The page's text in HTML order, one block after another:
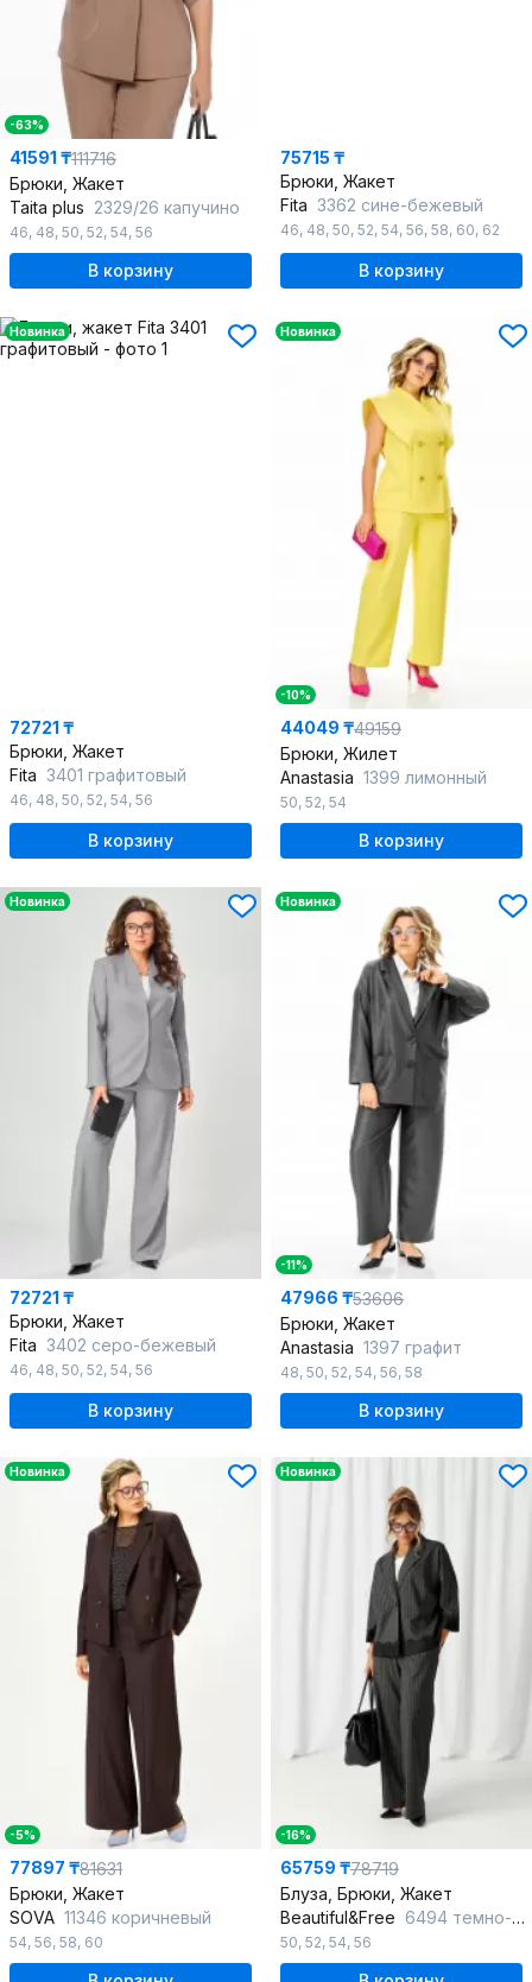
-63%
41591 ₸111716
Брюки, Жакет
Taita plus 2329/26 капучино
46, 48, 50, 52, 54, 56
В корзину
75715 ₸
Брюки, Жакет
Fita 3362 сине-бежевый
46, 48, 50, 52, 54, 56, 58, 60, 62
В корзину
Новинка
72721 ₸
Брюки, Жакет
Fita 3401 графитовый
46, 48, 50, 52, 54, 56
В корзину
Новинка
-10%
44049 ₸49159
Брюки, Жилет
Anastasia 1399 лимонный
50, 52, 54
В корзину
Новинка
72721 ₸
Брюки, Жакет
Fita 3402 серо-бежевый
46, 48, 50, 52, 54, 56
В корзину
Новинка
-11%
47966 ₸53606
Брюки, Жакет
Anastasia 1397 графит
48, 50, 52, 54, 56, 58
В корзину
Новинка
-5%
77897 ₸81631
Брюки, Жакет
SOVA 11346 коричневый
54, 56, 58, 60
Новинка
-16%
65759 ₸78719
Блуза, Брюки, Жакет
Beautiful&Free 6494 темно-серый/полоска
50, 52, 54, 56